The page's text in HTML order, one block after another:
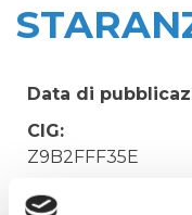
Data di
CIG:
Z9B2FFF35E
Struttura